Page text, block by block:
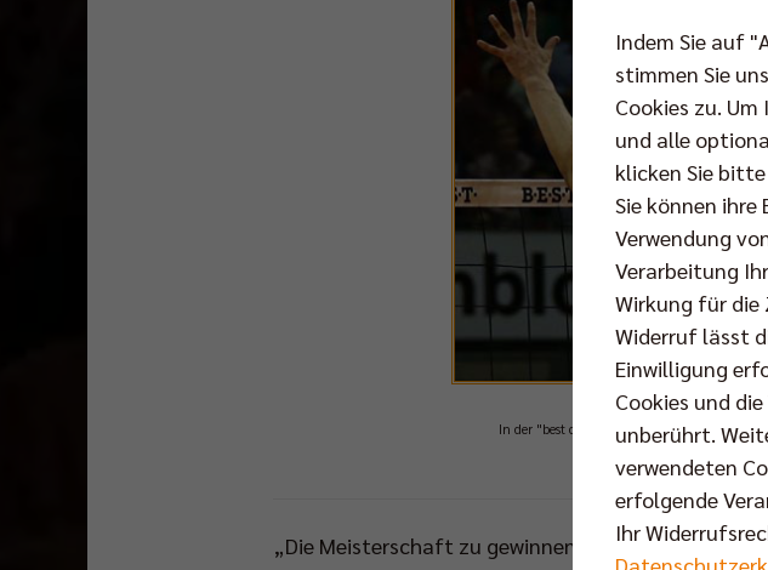
In der "best of five"-Finalserie führen die BR
„Die Meisterschaft zu gewinnen und das auch
Indem Sie auf
stimmen Sie
Cookies zu.
und alle
klicken Sie
Sie können ihre
Verwendung
Verarbeitung
Wirkung für
Widerruf lässt
Einwilligung
Cookies und
unberührt.
verwendeten
erfolgende
Ihr